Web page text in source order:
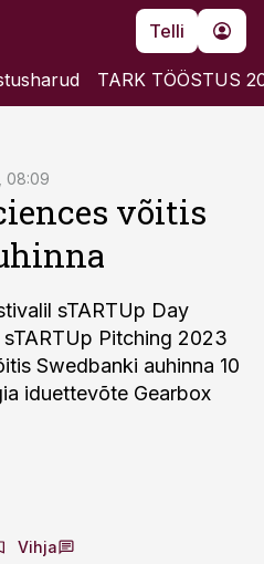
Telli
TARK TÖÖSTUS
08:09
võitis
sTARTUp Day
Pitching 2023
Swedbanki auhinna 10
iduettevõte Gearbox
Vihja